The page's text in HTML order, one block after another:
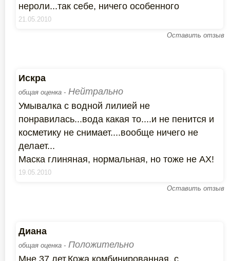
нероли...так себе, ничего особенного
21.05.2010
Оставить отзыв
Искра
общая оценка - Нейтрально
Умывалка с водной лилией не
понравилась...вода какая то....и не пенится и
косметику не снимает....вообще ничего не
делает...
Маска глиняная, нормальная, но тоже не АХ!
19.05.2010
Оставить отзыв
Диана
общая оценка - Положительно